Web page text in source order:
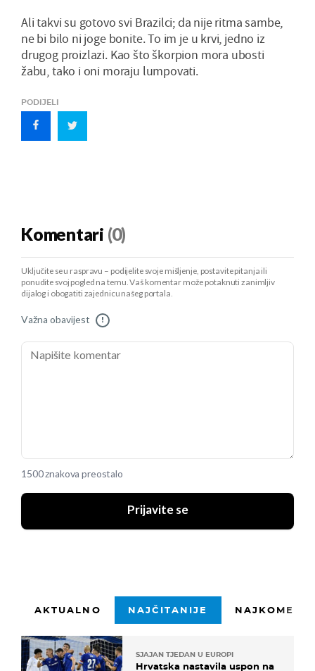
Ali takvi su gotovo svi Brazilci; da nije ritma sambe,
ne bi bilo ni joge bonite. To im je u krvi, jedno iz
drugog proizlazi. Kao što škorpion mora ubosti
žabu, tako i oni moraju lumpovati.
PODIJELI
Komentari (0)
Uključite se u raspravu – podijelite svoje mišljenje, postavite pitanja ili
ponudite svoj pogled na temu. Vaš komentar može potaknuti zanimljiv
dijalog i obogatiti zajednicu našeg portala.
Važna obavijest !
1500 znakova preostalo
Prijavite se
AKTUALNO NAJČITANIJE
SJAJAN TJEDAN U EUROPI
Hrvatska nastavila uspon na